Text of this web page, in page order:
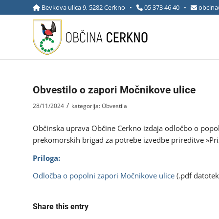
Bevkova ulica 9, 5282 Cerkno • 05 373 46 40•
Obvestilo o zapori Močnikove ulice
28/11/2024 / kategorija:Obvestila
Občinska uprava Občine Cerkno izdaja odločbo o
prekomorskih brigad za potrebe izvedbe prireditve
Priloga:
Odločba o popolni zapori Močnikove ulice (.pdf
Share this entry